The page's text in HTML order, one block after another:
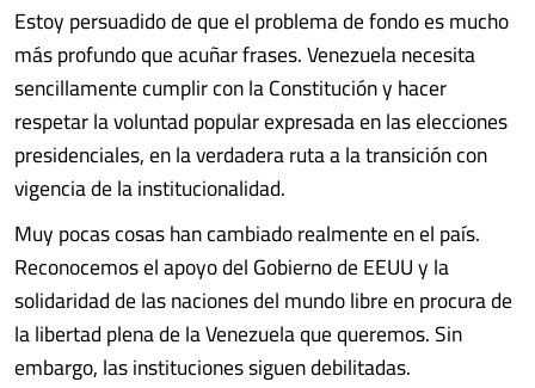
Estoy persuadido de que el problema de fondo es mucho
más profundo que acuñar frases. Venezuela necesita
sencillamente cumplir con la Constitución y hacer
respetar la voluntad popular expresada en las elecciones
presidenciales, en la verdadera ruta a la transición con
vigencia de la institucionalidad.
Muy pocas cosas han cambiado realmente en el país.
Reconocemos el apoyo del Gobierno de EEUU y la
solidaridad de las naciones del mundo libre en procura de
la libertad plena de la Venezuela que queremos. Sin
embargo, las instituciones siguen debilitadas.